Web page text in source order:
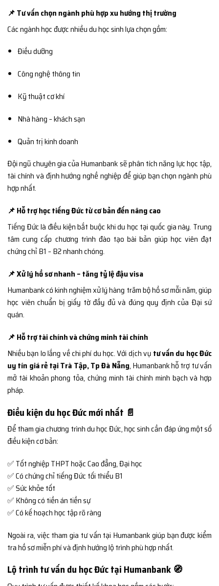
📌 Tư vấn chọn ngành phù hợp xu hướng thị trường
Các ngành học được nhiều du học sinh lựa chọn gồm:
Điều dưỡng
Công nghệ thông tin
Kỹ thuật cơ khí
Nhà hàng – khách sạn
Quản trị kinh doanh
Đội ngũ chuyên gia của Humanbank sẽ phân tích năng lực học tập,
tài chính và định hướng nghề nghiệp để giúp bạn chọn ngành phù
hợp nhất.
📌 Hỗ trợ học tiếng Đức từ cơ bản đến nâng cao
Tiếng Đức là điều kiện bắt buộc khi du học tại quốc gia này. Trung
tâm cung cấp chương trình đào tạo bài bản giúp học viên đạt
chứng chỉ B1 – B2 nhanh chóng.
📌 Xử lý hồ sơ nhanh – tăng tỷ lệ đậu visa
Humanbank có kinh nghiệm xử lý hàng trăm bộ hồ sơ mỗi năm, giúp
học viên chuẩn bị giấy tờ đầy đủ và đúng quy định của Đại sứ
quán.
📌 Hỗ trợ tài chính và chứng minh tài chính
Nhiều bạn lo lắng về chi phí du học. Với dịch vụ tư vấn du học Đức
uy tín giá rẻ tại Trà Tập, Tp Đà Nẵng, Humanbank hỗ trợ tư vấn
mở tài khoản phong tỏa, chứng minh tài chính minh bạch và hợp
pháp.
Điều kiện du học Đức mới nhất 📄
Để tham gia chương trình du học Đức, học sinh cần đáp ứng một số
điều kiện cơ bản:
✅ Tốt nghiệp THPT hoặc Cao đẳng, Đại học
✅ Có chứng chỉ tiếng Đức tối thiểu B1
✅ Sức khỏe tốt
✅ Không có tiền án tiền sự
✅ Có kế hoạch học tập rõ ràng
Ngoài ra, việc tham gia tư vấn tại Humanbank giúp bạn được kiểm
tra hồ sơ miễn phí và định hướng lộ trình phù hợp nhất.
Lộ trình tư vấn du học Đức tại Humanbank 🧭